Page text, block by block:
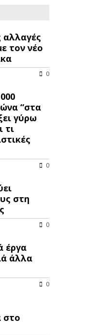
αλλαγές
τον νέο
0
“στα
γύρω
τι
0
στη
0
έργα
άλλα
0
στο